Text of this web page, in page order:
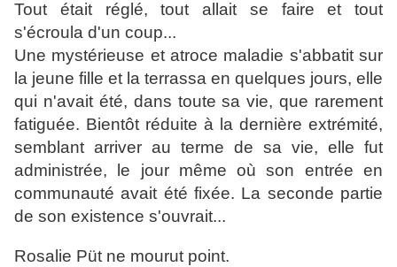
Tout était réglé, tout allait se faire et tout
s'écroula d'un coup...
Une mystérieuse et atroce maladie s'abbatit sur
la jeune fille et la terrassa en quelques jours, elle
qui n'avait été, dans toute sa vie, que rarement
fatiguée. Bientôt réduite à la dernière extrémité,
semblant arriver au terme de sa vie, elle fut
administrée, le jour même où son entrée en
communauté avait été fixée. La seconde partie
de son existence s'ouvrait...
Rosalie Püt ne mourut point.